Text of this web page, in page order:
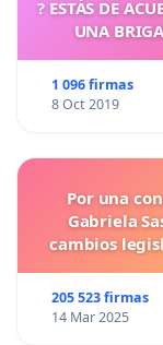
? ESTÁS DE
UNA
1 096 firmas
8 Oct 2019
Por una
Gabriela
cambios
205 523 firmas
14 Mar 2025